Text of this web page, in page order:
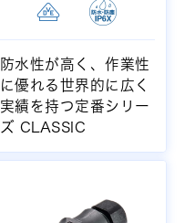
防水性が高く、作業性
に優れる世界的に広く
実績を持つ定番シリー
ズ CLASSIC